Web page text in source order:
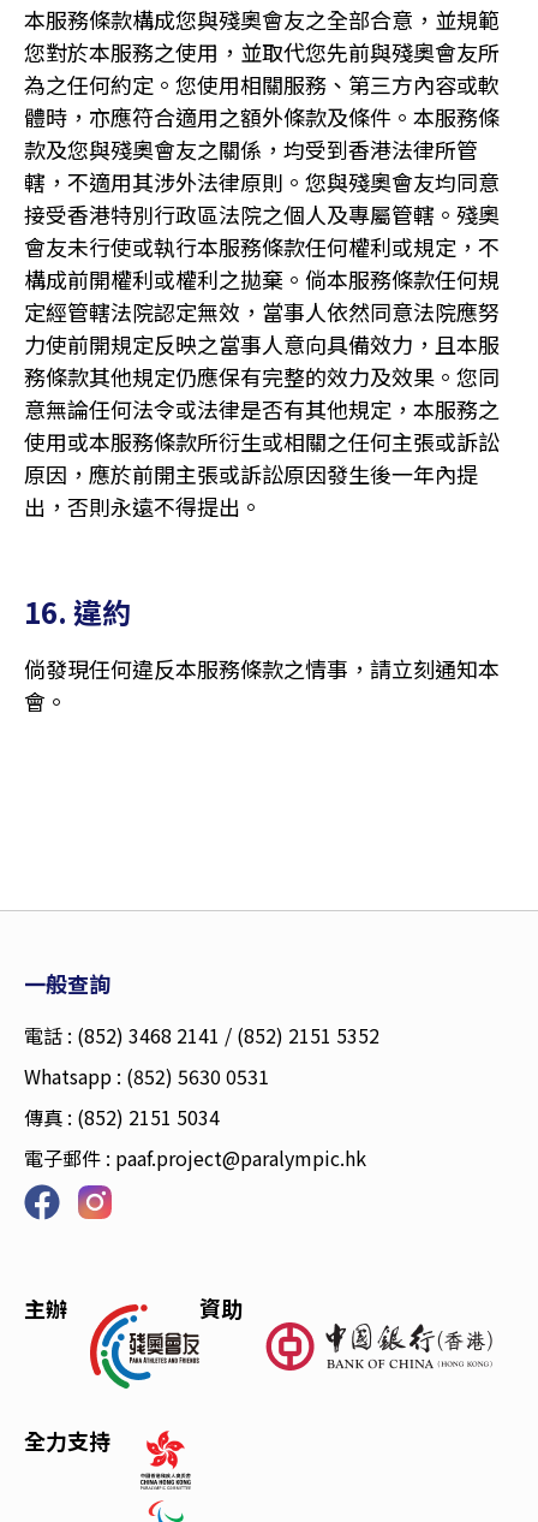
本服務條款構成您與殘奧會友之全部合意，並規範
您對於本服務之使用，並取代您先前與殘奧會友所
為之任何約定。您使用相關服務、第三方內容或軟
體時，亦應符合適用之額外條款及條件。本服務條
款及您與殘奧會友之關係，均受到香港法律所管
轄，不適用其涉外法律原則。您與殘奧會友均同意
接受香港特別行政區法院之個人及專屬管轄。殘奧
會友未行使或執行本服務條款任何權利或規定，不
構成前開權利或權利之拋棄。倘本服務條款任何規
定經管轄法院認定無效，當事人依然同意法院應努
力使前開規定反映之當事人意向具備效力，且本服
務條款其他規定仍應保有完整的效力及效果。您同
意無論任何法令或法律是否有其他規定，本服務之
使用或本服務條款所衍生或相關之任何主張或訴訟
原因，應於前開主張或訴訟原因發生後一年內提
出，否則永遠不得提出。
16. 違約
倘發現任何違反本服務條款之情事，請立刻通知本
會。
一般查詢
電話 : (852) 3468 2141 / (852) 2151 5352
Whatsapp : (852) 5630 0531
傳真 : (852) 2151 5034
電子郵件 : paaf.project@paralympic.hk
主辦 資助
全力支持